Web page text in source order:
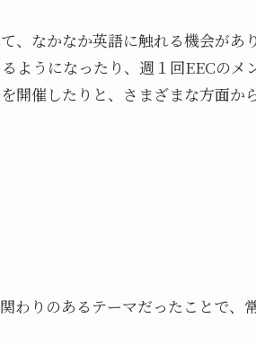
、なかなか英語に触れる機会があ
ようになったり、週１回EECのメ
開催したりと、さまざまな方面か
わりのあるテーマだったことで、